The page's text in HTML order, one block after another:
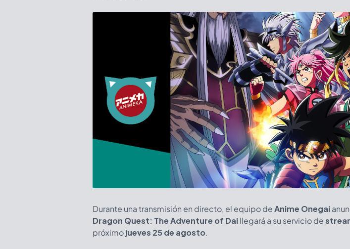
Durante una transmisión en directo, el equipo deAnime Onegai
Dragon Quest: The Adventure of Daillegará a su servicio de
próximojueves 25 de agosto.